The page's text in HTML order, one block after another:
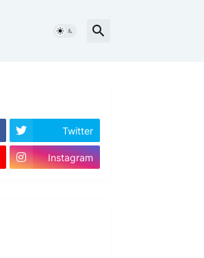
Twitter
Instagram